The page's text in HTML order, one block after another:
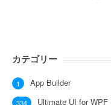
カテゴリー
App Builder
1
Ultimate UI for WPF
334